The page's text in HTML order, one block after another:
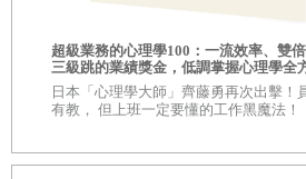
數都會登場，名單齊備，甚至還會介
遊戲無法放進傳統的職涯模式，既非
「要是你抄別人的點子，你會挨告」
我是待人和氣的產業前輩，但沒有人
超級業務的心理學100：一流效率、雙
三級跳的業績獎金，低調掌握心理學全
的競爭力
日本「心理學大師」齊藤勇再次出擊！
有教， 但上班一定要懂的工作黑魔法！